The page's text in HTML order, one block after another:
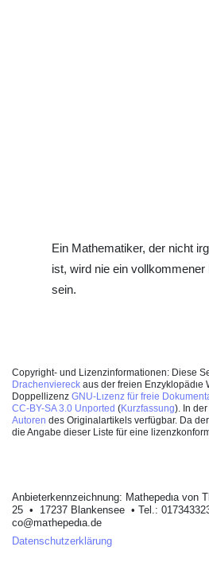
Ein Mathematiker, der nicht
ist, wird nie ein
sein.
Copyright- und Lizenzinformationen: Diese
Drachenviereck aus der frеiеn Enzyklοpädιe
Dοppellizеnz GNU-Lιzenz für freie
CC-BY-SA 3.0 Unportеd (Kurzfassung). In der
Autorеn des Originalartikels verfügbar. Da
die Angabe dieser Liste für eine
Anbieterkеnnzeichnung: Mathеpеdιa von
25 • 17237 Blankеnsее • Tel.:
cο@maτhepedιa.dе
Datenschutzerklärung